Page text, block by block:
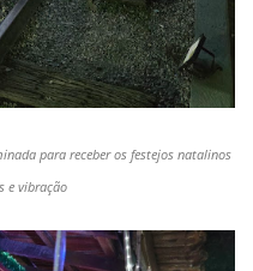
para receber os festejos natalinos
e vibração